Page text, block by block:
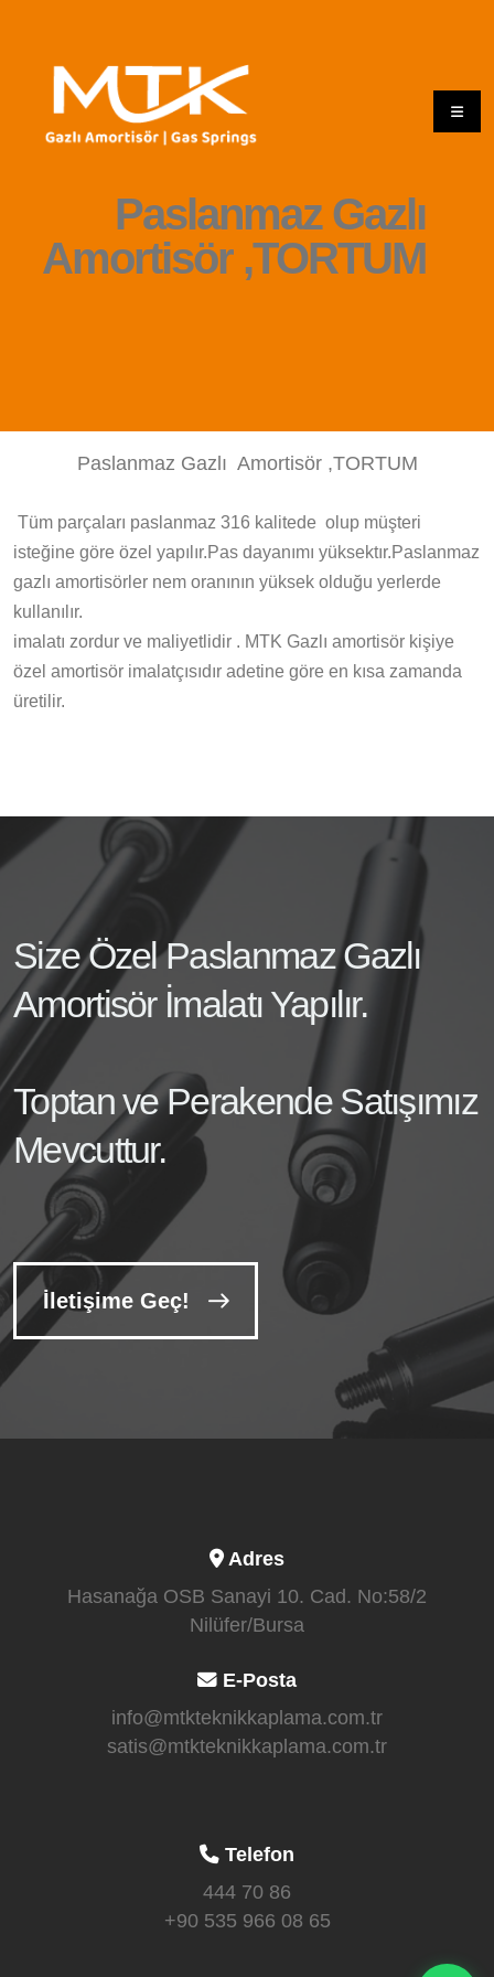
Paslanmaz Gazlı
Amortisör ,TORTUM
Paslanmaz Gazlı Amortisör ,TORTUM
Tüm parçaları paslanmaz 316 kalitede olup müşteri
isteğine göre özel yapılır.Pas dayanımı yüksektır.Paslanmaz
gazlı amortisörler nem oranının yüksek olduğu yerlerde
kullanılır.
imalatı zordur ve maliyetlidir . MTK Gazlı amortisör kişiye
özel amortisör imalatçısıdır adetine göre en kısa zamanda
üretilir.
Size Özel Paslanmaz Gazlı
Amortisör İmalatı Yapılır.
Toptan ve Perakende Satışımız
Mevcuttur.
İletişime Geç!
Adres
Hasanağa OSB Sanayi 10. Cad. No:58/2
Nilüfer/Bursa
E-Posta
info@mtkteknikkaplama.com.tr
satis@mtkteknikkaplama.com.tr
Telefon
444 70 86
+90 535 966 08 65